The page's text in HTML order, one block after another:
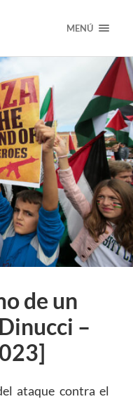
MENÚ
de un
–
ataque contra el